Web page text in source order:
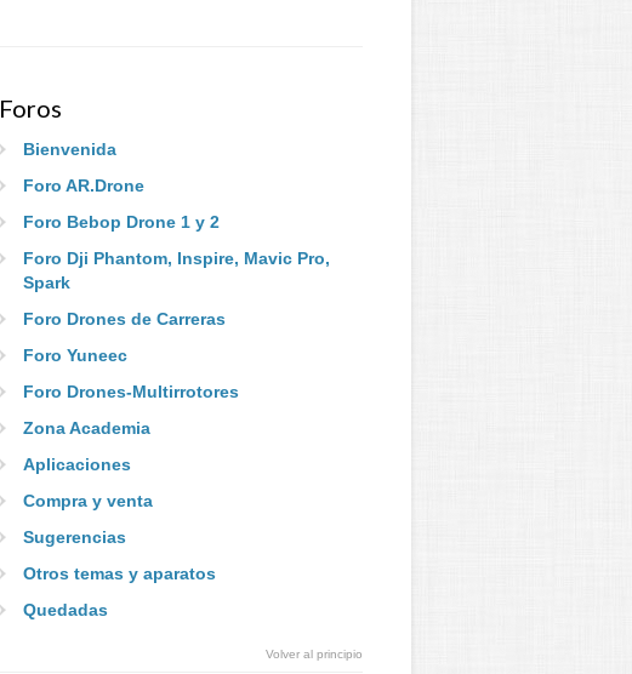
Foros
Bienvenida
Foro AR.Drone
Foro Bebop Drone 1 y 2
Foro Dji Phantom, Inspire, Mavic Pro,
Spark
Foro Drones de Carreras
Foro Yuneec
Foro Drones-Multirrotores
Zona Academia
Aplicaciones
Compra y venta
Sugerencias
Otros temas y aparatos
Quedadas
Volver al principio